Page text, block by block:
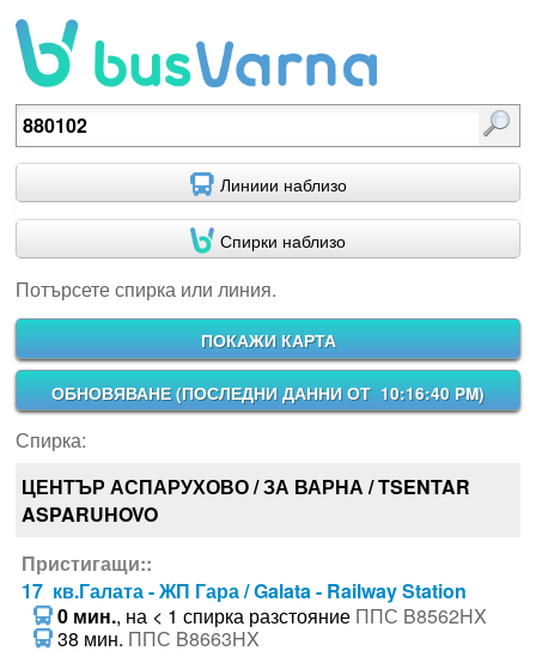
Потърсете спирка или линия.
Линиии наблизо
Спирки наблизо
Потърсете спирка или линия.
ПОКАЖИ КАРТА
ОБНОВЯВАНЕ (ПОСЛЕДНИ ДАННИ ОТ 10:16:40 PM)
Спирка:
ЦЕНТЪР АСПАРУХОВО / ЗА ВАРНА / TSENTAR
ASPARUHOVO
Пристигащи::
17 кв.Галата - ЖП Гара / Galata - Railway Station
0 мин., на < 1 спирка разстояние ППС B8562HX
38 мин. ППС B8663HX